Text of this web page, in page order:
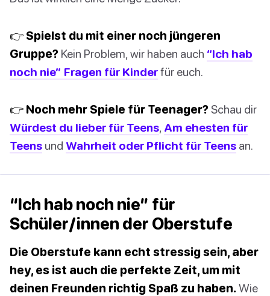
👉 Spielst du mit einer noch jüngeren
Gruppe? Kein Problem, wir haben auch “Ich hab
noch nie” Fragen für Kinderfür euch.
👉 Noch mehr Spiele für Teenager? Schau dir
Würdest du lieber für Teens, Am ehesten für
Teens und Wahrheit oder Pflicht für Teens an.
“Ich hab noch nie” für
Schüler/innen der Oberstufe
Die Oberstufe kann echt stressig sein, aber
hey, es ist auch die perfekte Zeit, um mit
deinen Freunden richtig Spaß zu haben. Wie